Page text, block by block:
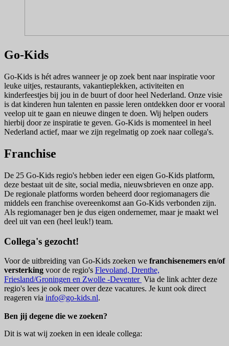
Go-Kids
Go-Kids is hét adres wanneer je op zoek bent naar inspiratie voor
leuke uitjes, restaurants, vakantieplekken, activiteiten en
kinderfeestjes bij jou in de buurt of door heel Nederland. Onze visie
is dat kinderen hun talenten en passie leren ontdekken door er vooral
veelop uit te gaan en nieuwe dingen te doen. Wij helpen ouders
hierbij door ze inspiratie te geven. Go-Kids is momenteel in heel
Nederland actief, maar we zijn regelmatig op zoek naar collega's.
Franchise
De 25 Go-Kids regio's hebben ieder een eigen Go-Kids platform,
deze bestaat uit de site, social media, nieuwsbrieven en onze app.
De regionale platforms worden beheerd door regiomanagers die
middels een franchise overeenkomst aan Go-Kids verbonden zijn.
Als regiomanager ben je dus eigen ondernemer, maar je maakt wel
deel uit van een (heel leuk!) team.
Collega's gezocht!
Voor de uitbreiding van Go-Kids zoeken we franchisenemers en/of
versterking voor de regio's Flevoland, Drenthe,
Friesland/Groningen en Zwolle -Deventer Via de link achter deze
regio's lees je ook meer over deze vacatures. Je kunt ook direct
reageren via info@go-kids.nl.
Ben jij degene die we zoeken?
Dit is wat wij zoeken in een ideale collega: